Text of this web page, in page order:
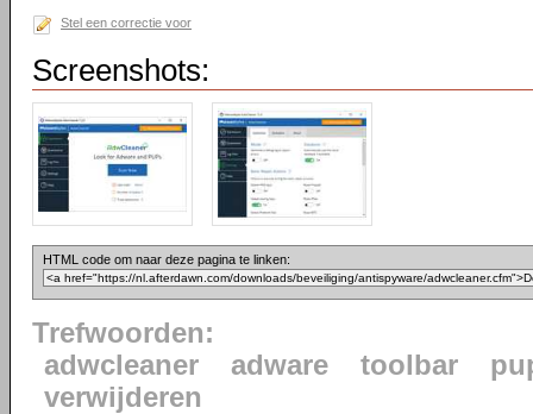
Stel een correctie voor
Screenshots:
HTML code om naar deze pagina te linken:
Trefwoorden:
adwcleaner
adware toolbar
verwijderen